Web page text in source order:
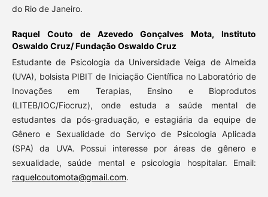
do Rio de Janeiro.
Raquel Couto de Azevedo Gonçalves Mota,Instituto
Oswaldo Cruz/ Fundação Oswaldo Cruz
Estudante de Psicologia da Universidade Veiga de Almeida
(UVA), bolsista PIBIT de Iniciação Científica no Laboratório de
Inovações em Terapias, Ensino e Bioprodutos
(LITEB/IOC/Fiocruz), onde estuda a saúde mental de
estudantes da pós-graduação, e estagiária da equipe de
Gênero e Sexualidade do Serviço de Psicologia Aplicada
(SPA) da UVA. Possui interesse por áreas de gênero e
sexualidade, saúde mental e psicologia hospitalar. Email:
raquelcoutomota@gmail.com.